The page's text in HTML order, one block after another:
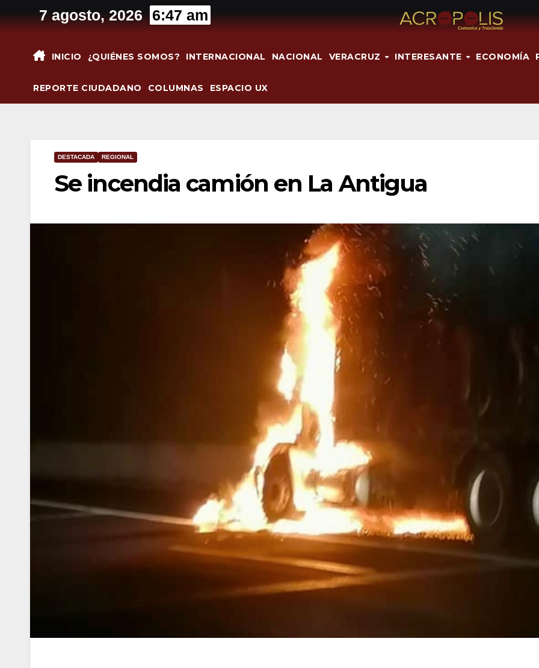
al
7 agosto, 2026 6:47 am
INICIO ¿QUIÉNES SOMOS? INTERNACIONAL NACIONAL VERACRUZ INTERESANTE ECONOMÍA
REPORTE CIUDADANO COLUMNAS ESPACIO UX
DESTACADA REGIONAL
Se incendia camión en La Antigua